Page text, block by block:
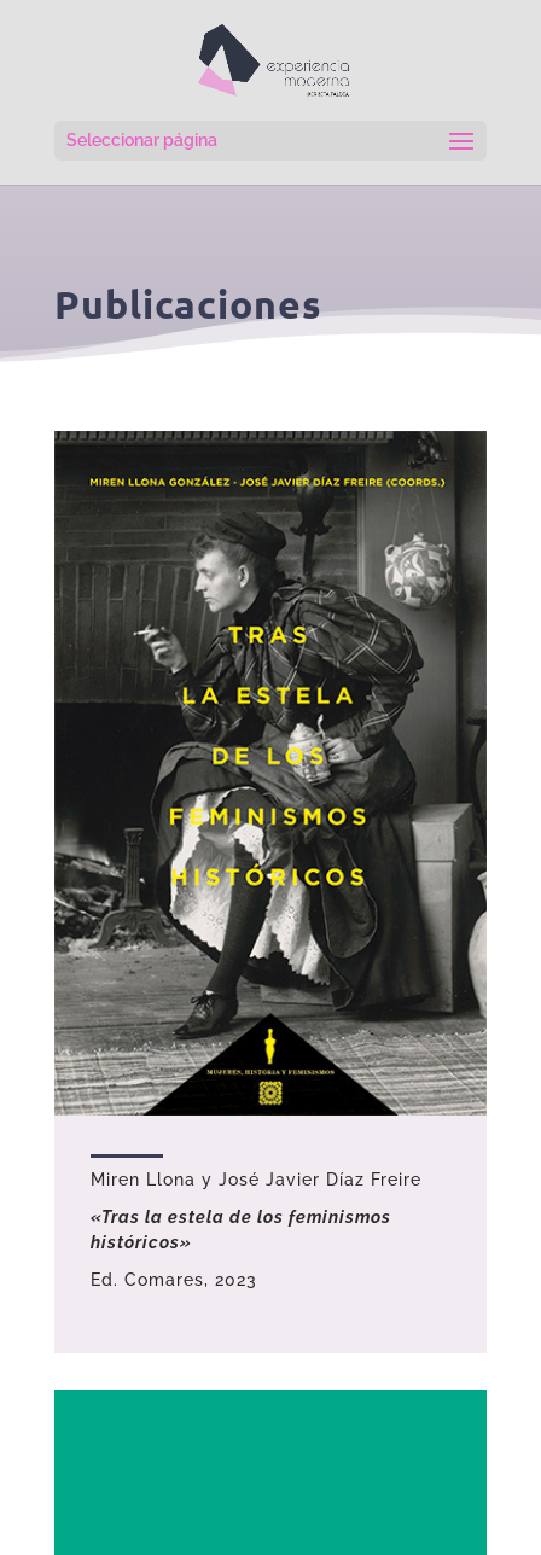
Seleccionar página
Publicaciones
Miren Llona y José Javier Díaz Freire
«Tras la estela de los feminismos
históricos»
Ed. Comares, 2023